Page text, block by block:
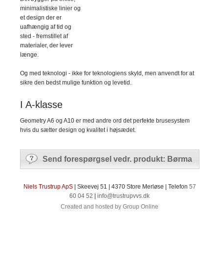
minimalistiske linier og
et design der er
uafhængig af tid og
sted - fremstillet af
materialer, der lever
længe.
Og med teknologi - ikke for teknologiens skyld, men anvendt for at
sikre den bedst mulige funktion og levetid.
I A-klasse
Geometry A6 og A10 er med andre ord det perfekte brusesystem
hvis du sætter design og kvalitet i højsædet.
Send forespørgsel vedr. produkt: Børma
​Niels Trustrup ApS| Skeevej 51 | 4370 Store Merløse | Telefon 57
60 04 52 | info@​trustrupvvs.dk​
Created and hosted by Group Online